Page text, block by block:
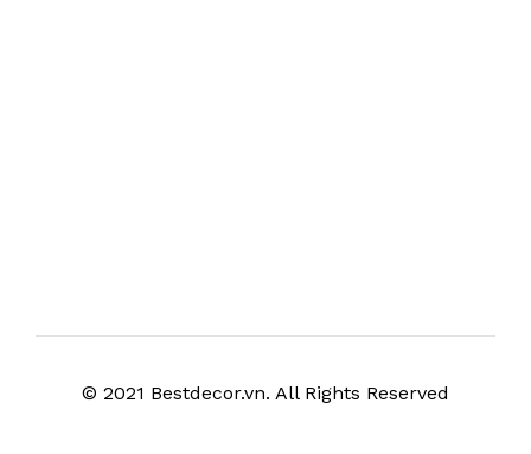
© 2021 Bestdecor.vn. All Rights Reserved